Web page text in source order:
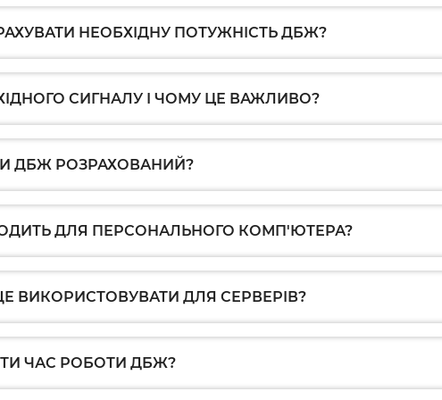
НЕОБХІДНУ ПОТУЖНІСТЬ ДБЖ?
СИГНАЛУ І ЧОМУ ЦЕ ВАЖЛИВО?
ДБЖ РОЗРАХОВАНИЙ?
ДЛЯ ПЕРСОНАЛЬНОГО КОМП'ЮТЕРА?
ВИКОРИСТОВУВАТИ ДЛЯ СЕРВЕРІВ?
ЧАС РОБОТИ ДБЖ?